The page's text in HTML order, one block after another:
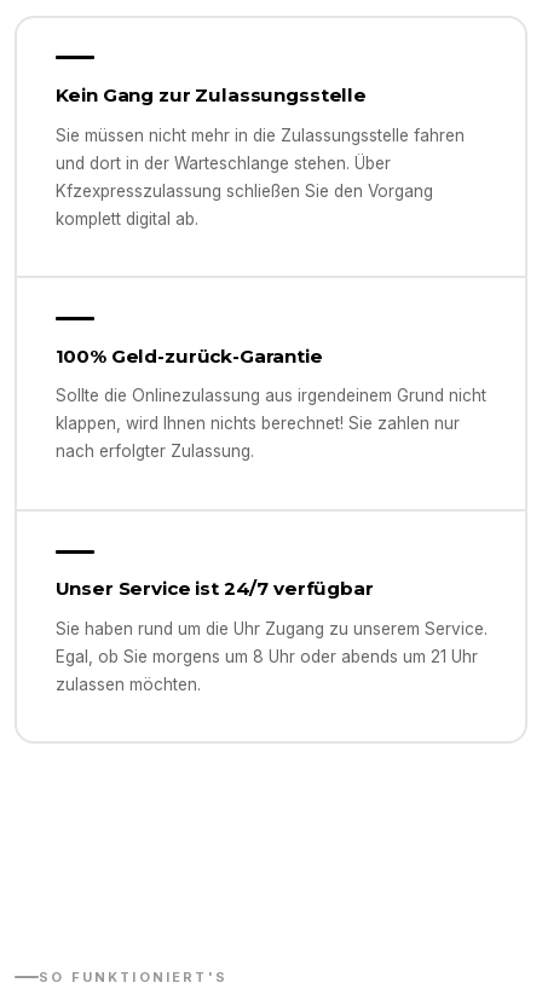
Kein Gang zur Zulassungsstelle
Sie müssen nicht mehr in die Zulassungsstelle fahren
und dort in der Warteschlange stehen. Über
Kfzexpresszulassung schließen Sie den Vorgang
komplett digital ab.
100% Geld-zurück-Garantie
Sollte die Onlinezulassung aus irgendeinem Grund nicht
klappen, wird Ihnen nichts berechnet! Sie zahlen nur
nach erfolgter Zulassung.
Unser Service ist 24/7 verfügbar
Sie haben rund um die Uhr Zugang zu unserem Service.
Egal, ob Sie morgens um 8 Uhr oder abends um 21 Uhr
zulassen möchten.
SO FUNKTIONIERT'S